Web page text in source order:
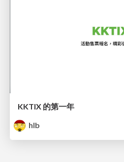
KKTIX 的第一年
hlb